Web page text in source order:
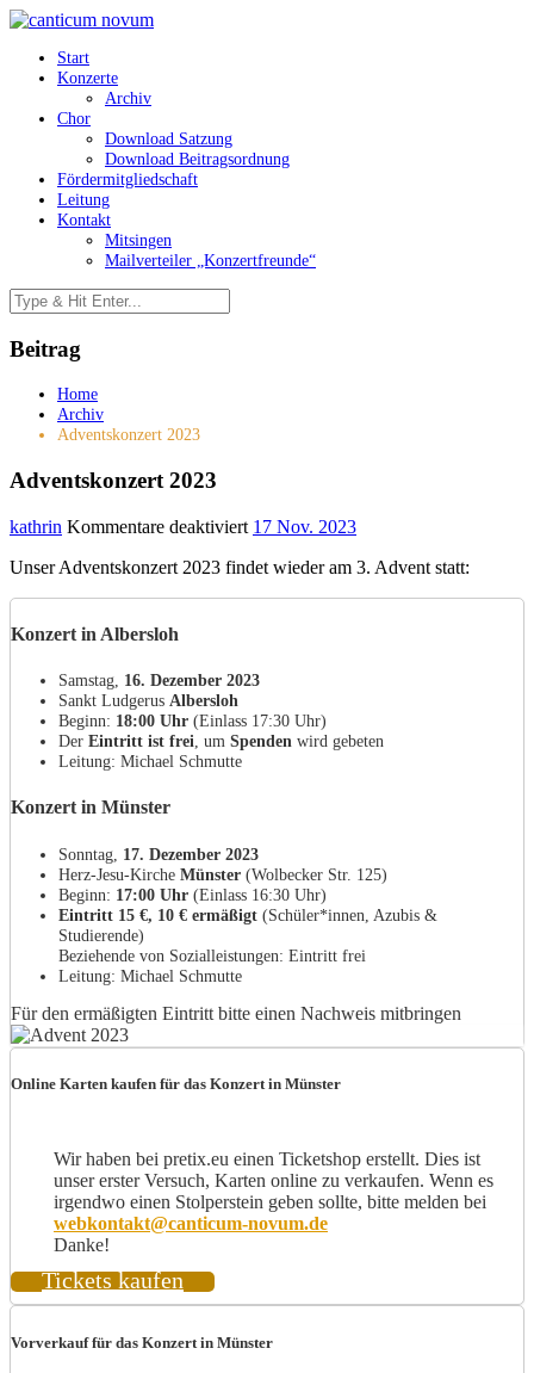
Start
Konzerte
Archiv
Chor
Download Satzung
Download Beitragsordnung
Fördermitgliedschaft
Leitung
Kontakt
Mitsingen
Mailverteiler „Konzertfreunde“
Beitrag
Home
Archiv
Adventskonzert 2023
Adventskonzert 2023
kathrin Kommentare deaktiviertfür
2023
17 Nov. 2023
Unser Adventskonzert 2023 findet wieder am 3. Advent statt:
Konzert in Albersloh
Samstag, 16. Dezember 2023
Sankt Ludgerus Albersloh
Beginn: 18:00 Uhr (Einlass 17:30 Uhr)
Der Eintritt ist frei , um Spenden wird gebeten
Leitung: Michael Schmutte
Konzert in Münster
Sonntag, 17. Dezember 2023
Herz-Jesu-Kirche Münster (Wolbecker Str. 125)
Beginn: 17:00 Uhr (Einlass 16:30 Uhr)
Eintritt 15 €, 10 € ermäßigt (Schüler*innen, Azubis &
Studierende)
Beziehende von Sozialleistungen: Eintritt frei
Leitung: Michael Schmutte
Für den ermäßigten Eintritt bitte einen Nachweis mitbringen
Online Karten kaufen für das Konzert in Münster
Wir haben bei pretix.eu einen Ticketshop erstellt. Dies ist
unser erster Versuch, Karten online zu verkaufen. Wenn es
irgendwo einen Stolperstein geben sollte, bitte melden bei
webkontakt@canticum-novum.de
Danke!
Tickets kaufen
Vorverkauf für das Konzert in Münster